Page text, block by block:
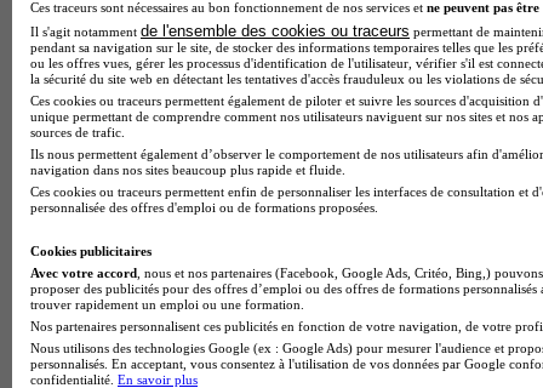
21 avis
Bordeaux
Ces traceurs sont nécessaires au bon fonctionnement de nos services et ne peuvent pas être
Il s'agit notamment de l'ensemble des cookies ou traceurs permettant de
pendant sa navigation sur le site, de stocker des informations temporaires telles que les
ou les offres vues, gérer les processus d'identification de l'utilisateur, vérifier s'il est
la sécurité du site web en détectant les tentatives d'accès frauduleux ou les violations de
Ces cookies ou traceurs permettent également de piloter et suivre les sources d'acquisition
unique permettant de comprendre comment nos utilisateurs naviguent sur nos sites et nos
sources de trafic.
Ils nous permettent également d’observer le comportement de nos utilisateurs afin
navigation dans nos sites beaucoup plus rapide et fluide.
Ces cookies ou traceurs permettent enfin de personnaliser les interfaces de consultation et
personnalisée des offres d'emploi ou de formations proposées.
Cookies publicitaires
Avec votre accord , nous et nos partenaires (Facebook, Google Ads, Critéo, Bing,)
proposer des publicités pour des offres d’emploi ou des offres de formations
trouver rapidement un emploi ou une formation.
Nos partenaires personnalisent ces publicités en fonction de votre navigation, de votre
Nous utilisons des technologies Google (ex : Google Ads) pour mesurer l'audience et
personnalisés. En acceptant, vous consentez à l'utilisation de vos données par Google
confidentialité. En savoir plus